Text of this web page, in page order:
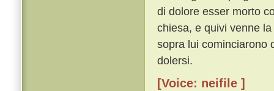
di dolore esser morto
chiesa, e quivi venne
sopra lui cominciarono
dolersi.
[Voice: neifile ]